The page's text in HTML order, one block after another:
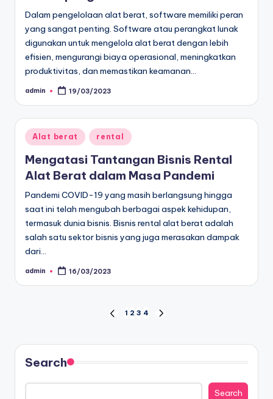
Dalam pengelolaan alat berat, software memiliki peran
yang sangat penting. Software atau perangkat lunak
digunakan untuk mengelola alat berat dengan lebih
efisien, mengurangi biaya operasional, meningkatkan
produktivitas, dan memastikan keamanan…
Posted
admin 19/03/2023
Posted
in
Alat berat rental
Mengatasi Tantangan Bisnis Rental
Alat Berat dalam Masa Pandemi
Pandemi COVID-19 yang masih berlangsung hingga
saat ini telah mengubah berbagai aspek kehidupan,
termasuk dunia bisnis. Bisnis rental alat berat adalah
salah satu sektor bisnis yang juga merasakan dampak
dari…
Posted
admin 16/03/2023
pagination
PREVIOUS
1 2 3 4
Search
Search